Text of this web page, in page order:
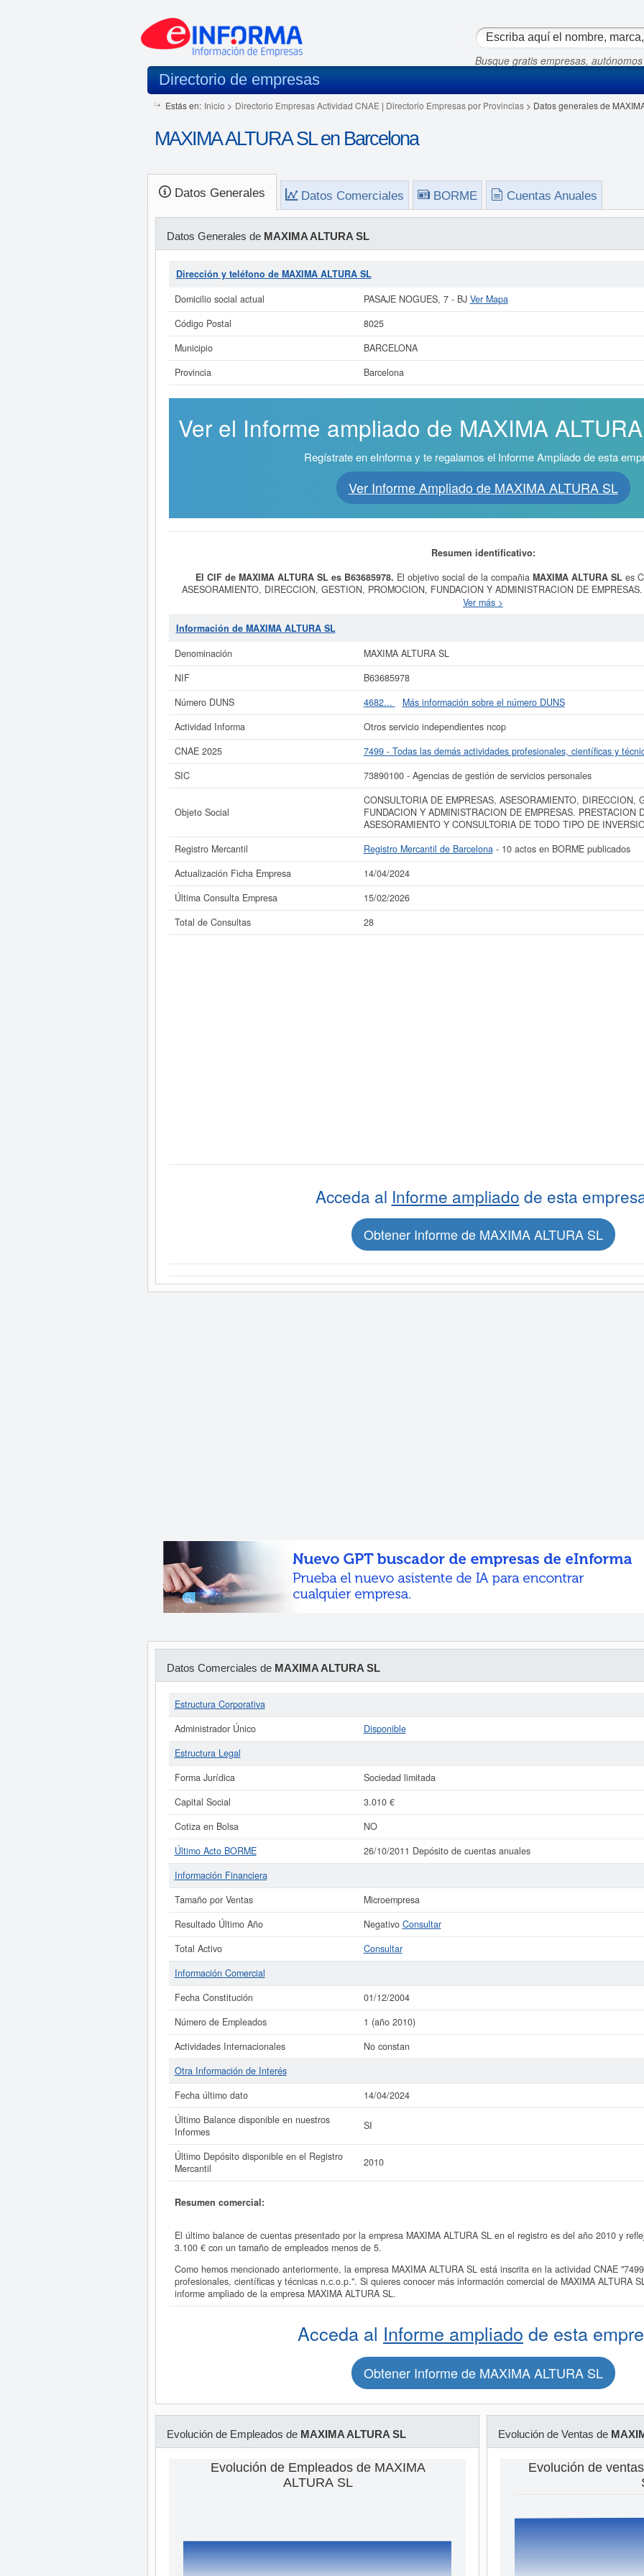
Busque gratis empresas,
Directorio de empresas
Estás en: Inicio > Directorio Empresas Actividad CNAE | Directorio Empresas por Provincias> Datos generales de
MAXIMA ALTURA SL en Barcelona
Datos Generales Datos Comerciales BORME Cuentas Anuales
Datos Generales de MAXIMA ALTURA SL
Dirección y teléfono de MAXIMA ALTURA SL
Domicilio social actual
PASAJE NOGUES, 7 - BJ Ver Mapa
Código Postal
8025
Municipio
BARCELONA
Provincia
Barcelona
Ver el Informe ampliado de MAXIMA
Regístrate en eInforma y te regalamos el Informe Ampliado de esta
Ver Informe Ampliado de MAXIMA ALTURA SL
Resumen identificativo:
El CIF de MAXIMA ALTURA SL es B63685978. El objetivo social de la compañia MAXIMA ALTURA SL es
ASESORAMIENTO, DIRECCION, GESTION, PROMOCION, FUNDACION Y ADMINISTRACION DE
ASESORAMIENTO Y CONSULTORIA DE TODO TIPO DE INVERSIONES.ETC y fue creada el día 01/12/2004.
7499 - Todas las demás actividades profesionales, científicas y técnicas n.c.o.p.. El número deMAXIMA
73890100. La empresaMAXIMA ALTURA SL
esta empresa es de 0 a 3.100 €. La cantidad de actos existentes en el BORME es de 10 y aparece dada de alta
Si está interesado en conocer más datos de la empresa MAXIMA ALTURA SL puede
ALTURA SL y consultar los resultados de sus años de actividad, así como los balances y cuentas de
La última actualización del informe de empresa se ha realizado el 14/04/2024.
Ver más >
Información de MAXIMA ALTURA SL
Denominación
MAXIMA ALTURA SL
NIF
B63685978
Número DUNS
4682...
Más información sobre el número DUNS
Actividad Informa
Otros servicio independientes ncop
CNAE 2025
7499 - Todas las demás actividades profesionales, científicas y
SIC
73890100 - Agencias de gestión de servicios personales
Objeto Social
CONSULTORIA DE EMPRESAS, ASESORAMIENTO, DIRECCION,
FUNDACION Y ADMINISTRACION DE EMPRESAS. PRESTACION
ASESORAMIENTO Y CONSULTORIA DE TODO TIPO DE
Registro Mercantil
Registro Mercantil de Barcelona- 10 actos en BORME publicados
Actualización Ficha Empresa
14/04/2024
Última Consulta Empresa
15/02/2026
Total de Consultas
28
Acceda al Informe ampliado de esta
Obtener Informe de MAXIMA ALTURA SL
Datos Comerciales de MAXIMA ALTURA SL
Estructura Corporativa
Administrador Único
Disponible
Estructura Legal
Forma Jurídica
Sociedad limitada
Capital Social
3.010 €
Cotiza en Bolsa
NO
Último Acto BORME
26/10/2011 Depósito de cuentas anuales
Información Financiera
Tamaño por Ventas
Microempresa
Resultado Último Año
Negativo Consultar
Total Activo
Consultar
Información Comercial
Fecha Constitución
01/12/2004
Número de Empleados
1 (año 2010)
Actividades Internacionales
No constan
Otra Información de Interés
Fecha último dato
14/04/2024
Último Balance disponible en nuestros
Informes
SI
Último Depósito disponible en el Registro
Mercantil
2010
Resumen comercial:
El último balance de cuentas presentado por la empresa MAXIMA ALTURA SL en el registro es del año 2010 y
3.100 € con un tamaño de empleados menos de 5.
Como hemos mencionado anteriormente, la empresa MAXIMA ALTURA SL está inscrita en la actividad CNAE
profesionales, científicas y técnicas n.c.o.p.". Si quieres conocer más información comercial de MAXIMA ALTURA
informe ampliado de la empresa MAXIMA ALTURA SL.
Acceda al Informe ampliado de esta
Obtener Informe de MAXIMA ALTURA SL
Evolución de Empleados de MAXIMA ALTURA SL
Evolución de Empleados de MAXIMA
ALTURA SL
Evolución de Ventas de
Evolución de